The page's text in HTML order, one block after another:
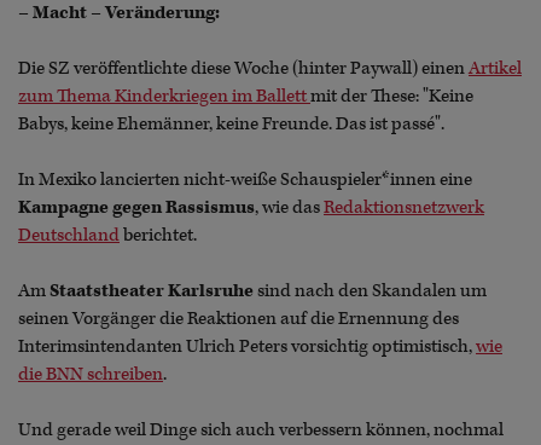
– Macht – Veränderung:
Die SZ veröffentlichte diese Woche (hinter Paywall) einenArtikel
zum Thema Kinderkriegen im Ballettmit der These: "Keine
Babys, keine Ehemänner, keine Freunde. Das ist passé".
In Mexiko lancierten nicht-weiße Schauspieler*innen eine
Kampagne gegen Rassismus, wie dasRedaktionsnetzwerk
Deutschlandberichtet.
AmStaatstheater Karlsruhesind nach den Skandalen um
seinen Vorgänger die Reaktionen auf die Ernennung des
Interimsintendanten Ulrich Peters vorsichtig optimistisch,wie
die BNN schreiben.
Und gerade weil Dinge sich auch verbessern können, nochmal